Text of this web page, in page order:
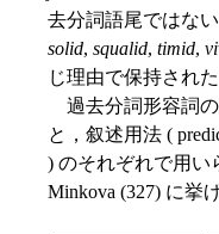
去分詞語尾ではな
solid, squalid, timid,
じ理由で保持され
過去分詞形容詞
と，叙述用法 (
) のそれぞれで用い
Minkova (327) に挙